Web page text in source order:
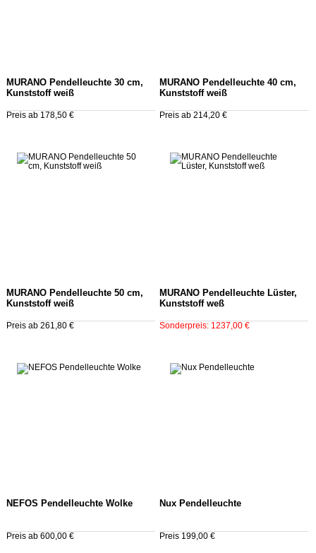
MURANO Pendelleuchte 30 cm,
Kunststoff weiß
Preis ab 178,50 €
MURANO Pendelleuchte 40 cm,
Kunststoff weiß
Preis ab 214,20 €
MURANO Pendelleuchte 50 cm,
Kunststoff weiß
Preis ab 261,80 €
MURANO Pendelleuchte Lüster,
Kunststoff weß
Sonderpreis: 1237,00 €
NEFOS Pendelleuchte Wolke
Preis ab 600,00 €
Nux Pendelleuchte
Preis 199,00 €